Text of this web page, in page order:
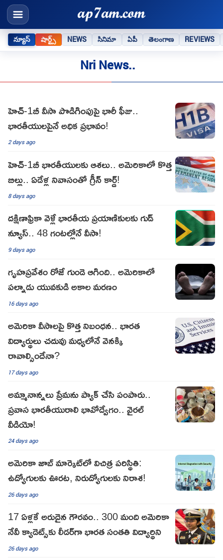
న్యూస్ షార్ట్స్ NEWS సినిమా ఏపీ తెలంగాణ REVIEWS
Nri News..
హెచ్‌-1బీ వీసా పొడిగింపుపై భారీ ఫీజు..
భారతీయులపైనే అధిక ప్రభావం!
2 days ago
హెచ్-1బీ భారతీయులకు ఆశలు.. అమెరికాలో కొత్త
బిల్లు.. ఏడేళ్ల నివాసంతో గ్రీన్ కార్డ్!
8 days ago
దక్షిణాఫ్రికా వెళ్లే భారతీయ ప్రయాణికులకు గుడ్
న్యూస్.. 48 గంటల్లోనే వీసా!
9 days ago
గృహప్రవేశం రోజే గుండె ఆగింది.. అమెరికాలో
పల్నాడు యువకుడి అకాల మరణం
16 days ago
అమెరికా వీసాలపై కొత్త నిబంధన.. భారత
విద్యార్థులు చదువు మధ్యలోనే వెనక్కి
రావాల్సిందేనా?
17 days ago
అమ్మానాన్నలు ప్రేమను ప్యాక్ చేసి పంపారు..
ప్రవాస భారతీయురాలి భావోద్వేగం.. వైరల్
వీడియో!
24 days ago
అమెరికా జాబ్ మార్కెట్‌లో విచిత్ర పరిస్థితి:
ఉద్యోగులకు ఊరట, నిరుద్యోగులకు నిరాశ!
26 days ago
17 ఏళ్లకే అరుదైన గౌరవం.. 300 మంది అమెరికా
నేవీ క్యాడెట్స్‌కు లీడ‌ర్‌గా భార‌త సంతతి విద్యార్థిని
26 days ago